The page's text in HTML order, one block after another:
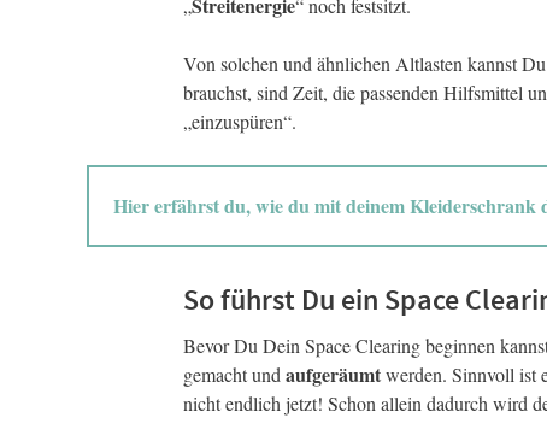
„
“ noch festsitzt.
Von solchen und ähnlichen Altlasten kannst
brauchst, sind Zeit, die passenden Hilfsmittel
„einzuspüren“.
Hier erfährst du, wie du mit deinem Kleiderschrank
So führst Du ein Space
Bevor Du Dein Space Clearing beginnen
gemacht und aufgeräumtwerden. Sinnvoll ist
nicht endlich jetzt! Schon allein dadurch wird